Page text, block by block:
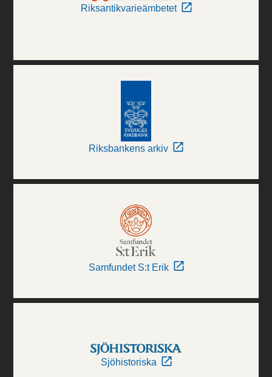
Riksantikvarieämbetet
Riksbankens arkiv
Samfundet S:t Erik
Sjöhistoriska